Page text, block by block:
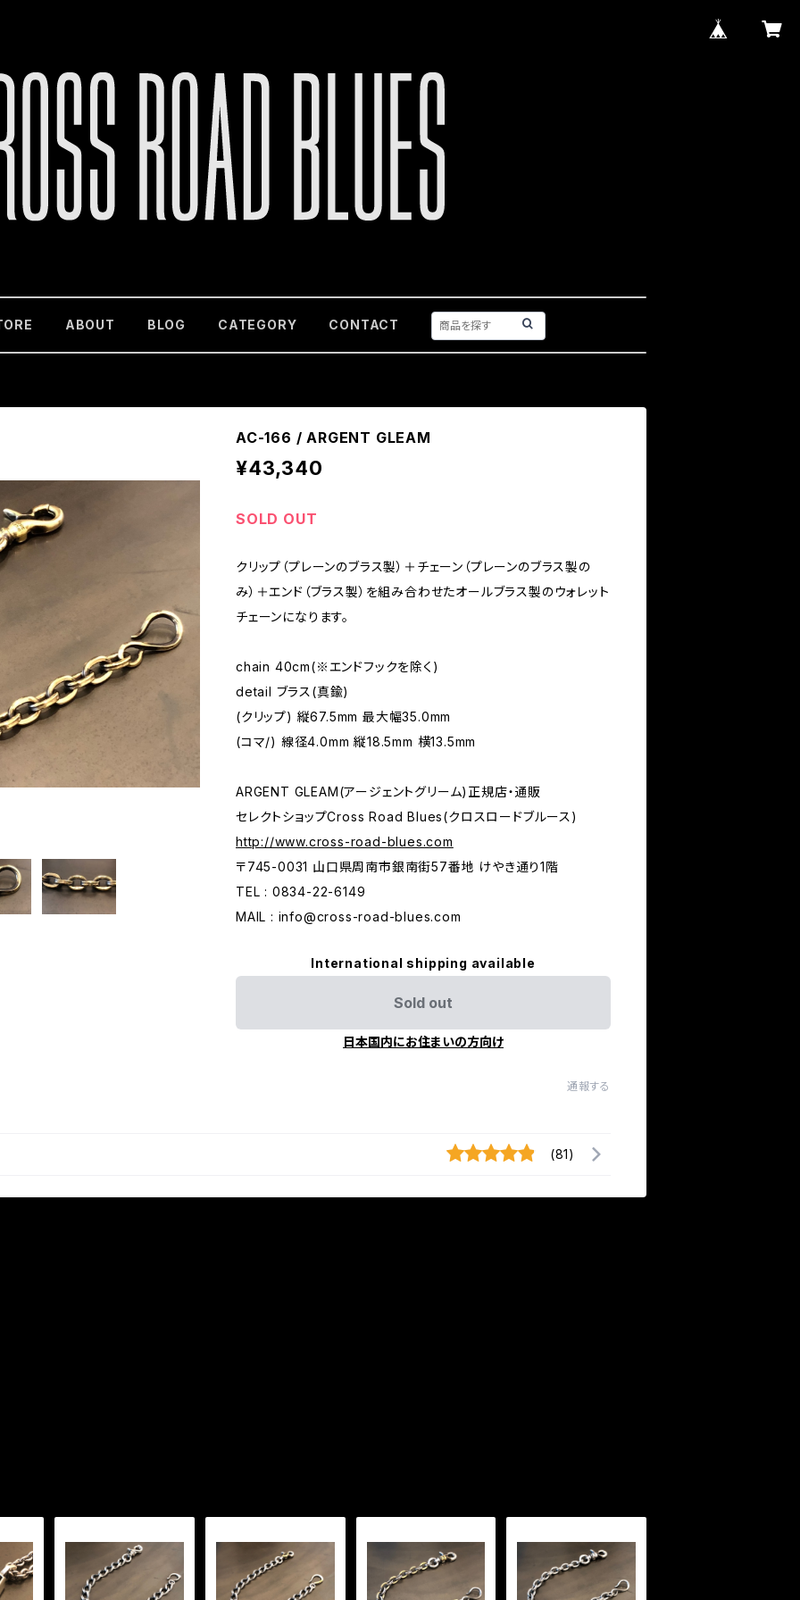
ABOUT BLOG CATEGORY CONTACT
AC-166 / ARGENT GLEAM
¥43,340
SOLD OUT
クリップ（プレーンのブラス製）＋チェーン（プレーンのブラス製の
み）＋エンド（ブラス製）を組み合わせたオールブラス製のウォレット
チェーンになります。
chain 40cm(※エンドフックを除く)
detail ブラス(真鍮)
(クリップ) 縦67.5mm 最大幅35.0mm
(コマ/) 線径4.0mm 縦18.5mm 横13.5mm
ARGENT GLEAM(アージェントグリーム)正規店・通販
セレクトショップCross Road Blues(クロスロードブルース)
http://www.cross-road-blues.com
〒745-0031 山口県周南市銀南街57番地 けやき通り1階
TEL : 0834-22-6149
MAIL : info@cross-road-blues.com
International shipping available
Sold out
日本国内にお住まいの方向け
通報する
(81)